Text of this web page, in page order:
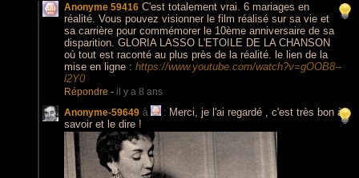
Anonyme 59416 C'est totalement vrai. 6 mariages en
réalité. Vous pouvez visionner le film réalisé sur sa vie et
sa carrière pour commémorer le 10ème anniversaire de sa
disparition. GLORIA LASSO L'ETOILE DE LA CHANSON
où tout est raconté au plus près de la réalité. le lien de la
mise en ligne : https://www.youtube.com/watch?v=gOOB8--
l2Y0
Répondre - il y a 8 ans
Anonyme-59649 à : Merci, je l'ai regardé , c'est très bon à
savoir et le dire !